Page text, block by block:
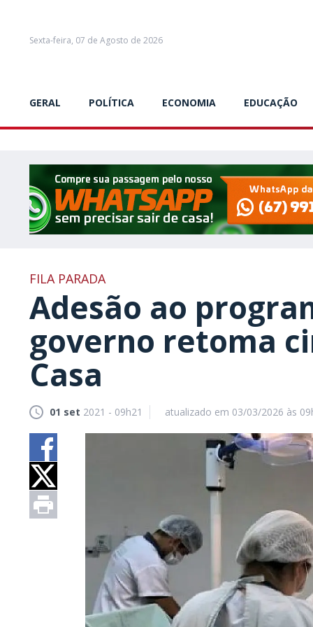
Sexta-feira, 07 de Agosto de 2026
GERAL POLÍTICA ECONOMIA EDUCAÇÃO
FILA PARADA
Adesão ao
governo retoma
Casa
01 set 2021 - 09h21 atualizado em 03/03/2026 às